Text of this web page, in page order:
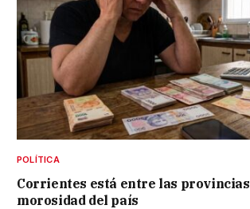
POLÍTICA
Corrientes está entre las
morosidad del país